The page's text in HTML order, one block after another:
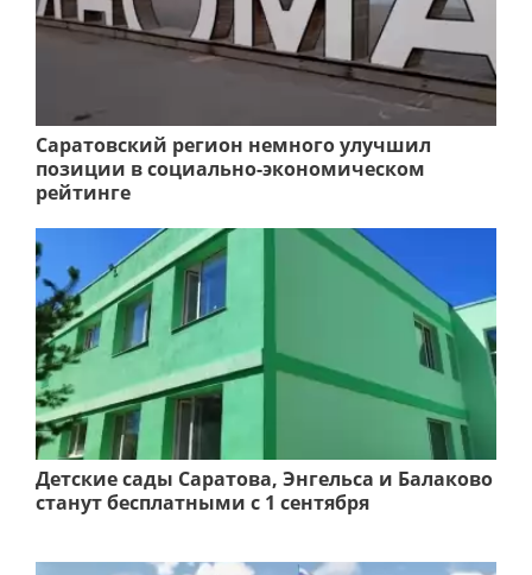
Саратовский регион немного улучшил
позиции в социально-экономическом
рейтинге
Детские сады Саратова, Энгельса и Балаково
станут бесплатными с 1 сентября